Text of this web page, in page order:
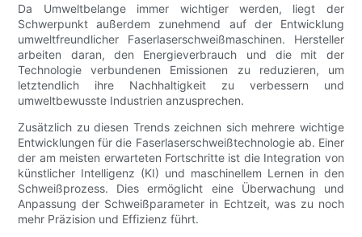
Da Umweltbelange immer wichtiger werden, liegt der
Schwerpunkt außerdem zunehmend auf der Entwicklung
umweltfreundlicher Faserlaserschweißmaschinen. Hersteller
arbeiten daran, den Energieverbrauch und die mit der
Technologie verbundenen Emissionen zu reduzieren, um
letztendlich ihre Nachhaltigkeit zu verbessern und
umweltbewusste Industrien anzusprechen.
Zusätzlich zu diesen Trends zeichnen sich mehrere wichtige
Entwicklungen für die Faserlaserschweißtechnologie ab. Einer
der am meisten erwarteten Fortschritte ist die Integration von
künstlicher Intelligenz (KI) und maschinellem Lernen in den
Schweißprozess. Dies ermöglicht eine Überwachung und
Anpassung der Schweißparameter in Echtzeit, was zu noch
mehr Präzision und Effizienz führt.